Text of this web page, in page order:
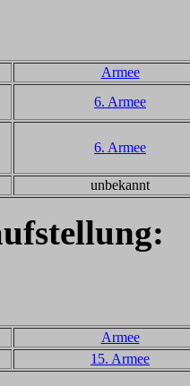
Armee
6. Armee
6. Armee
unbekannt
Armee
15. Armee